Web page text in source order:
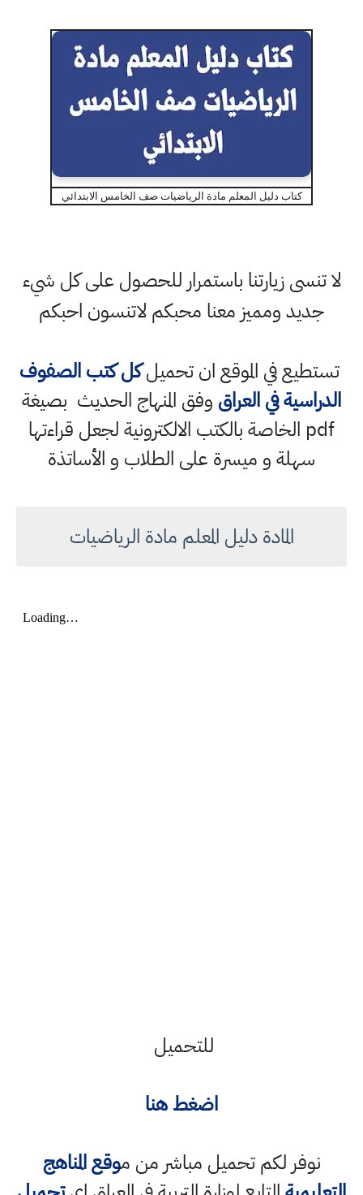
كتاب دليل المعلم مادة الرياضيات صف الخامس الابتدائي
لا تنسى زيارتنا باستمرار للحصول على كل شيء
جديد ومميز معنا محبكم لاتنسون احبكم
تستطيع في الموقع ان تحميلكل كتب الصفوف
الدراسية في العراق وفق المنهاج الحديث بصيغة
pdf الخاصة بالكتب الالكترونية لجعل قراءتها
سهلة و ميسرة على الطلاب و الأساتذة
المادة دليل المعلم مادة الرياضيات
للتحميل
اضغط هنا
نوفر لكم تحميل مباشر من موقع المناهج